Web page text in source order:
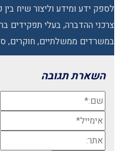
לספק ידע ומידע וליצור שיח
צרכני ההדברה, בעלי תפקידים
במשרדים ממשלתיים, חוקרים,
השארת תגובה
שם:*
אימייל*
אתר: